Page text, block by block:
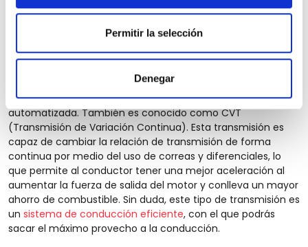
Permitir la selección
Denegar
ya que no debe preocuparse por cambiar manualmente las
marchas. Estos vehículos solo disponen de dos pedales: el
del freno y el acelerador. Si quieres saber cómo
coche automático, no te pierdas los consejos de nuestro
equipo de expertos.
: se trata de un sistema muy
innovador que realiza los cambios de marchas de forma
automatizada. También es conocido como CVT
(Transmisión de Variación Continua). Esta transmisión es
capaz de cambiar la relación de transmisión de forma
continua por medio del uso de correas y diferenciales, lo
que permite al conductor tener una mejor aceleración al
aumentar la fuerza de salida del motor y conlleva un mayor
ahorro de combustible. Sin duda, este tipo de transmisión es
un sistema de conducción eficiente, con el que podrás
sacar el máximo provecho a la conducción.